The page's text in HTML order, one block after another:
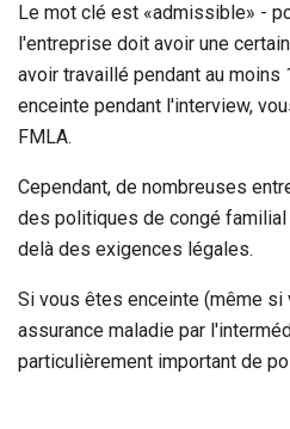
Le mot clé est «admissible» -
l'entreprise doit avoir une
avoir travaillé pendant au
enceinte pendant l'interview,
FMLA.
Cependant, de nombreuses
des politiques de congé
delà des exigences légales.
Si vous êtes enceinte (même si
assurance maladie par
particulièrement important de